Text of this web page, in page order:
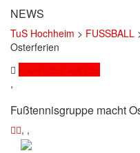
NEWS
TuS Hochheim > FUSSBALL
Osterferien
8. April 2022 8. April 2022
,
Fußtennisgruppe macht
, ,